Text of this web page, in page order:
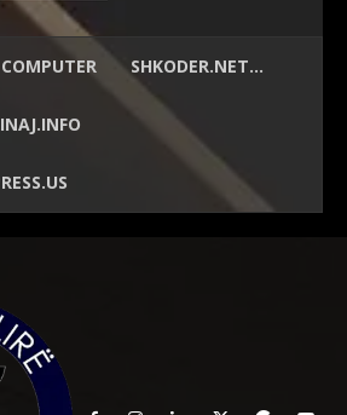
SHKODER.NET…